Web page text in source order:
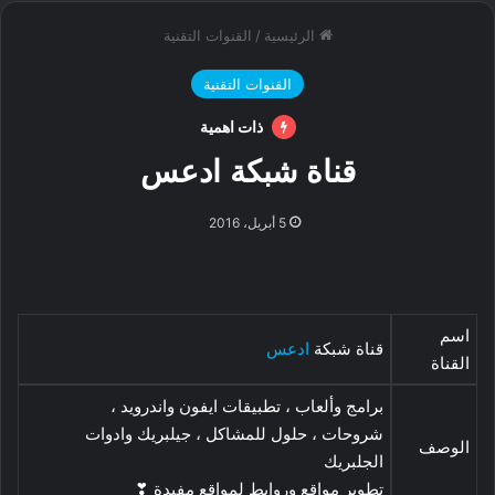
الرئيسية / القنوات التقنية
القنوات التقنية
ذات اهمية
قناة شبكة ادعس
5 أبريل، 2016
اسم
القناة
قناة شبكة ادعس
الوصف
برامج وألعاب ، تطبيقات ايفون واندرويد ،
شروحات ، حلول للمشاكل ، جيلبريك وادوات
الجلبريك
تطوير مواقع وروابط لمواقع مفيدة ❣